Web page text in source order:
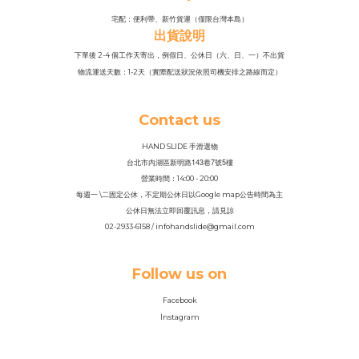
宅配：便利帶、新竹貨運（僅限台灣本島）
出貨說明
下單後 2-4 個工作天寄出，例假日、公休日（六、日、一）不出貨
物流運送天數：1-2天（實際配送狀況依照司機安排之路線而定）
Contact us
HAND SLIDE 手滑選物
台北市內湖區新明路143巷7號5樓
營業時間：14:00 - 20:00
每週一 \二固定公休，不定期公休日以Google map公告時間為主
公休日無法立即回覆訊息，請見諒
02-2933-6158 / infohandslide@gmail.com
Follow us on
Facebook
Instagram